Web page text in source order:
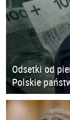
Odsetki od
Polskie